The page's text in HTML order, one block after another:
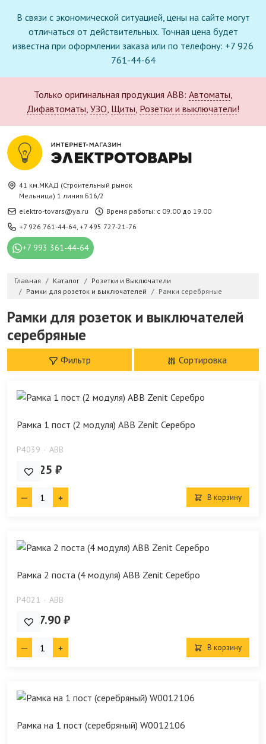
В связи с экономической ситуацией, цены на сайте могут
отличаться от действительных. Точная цена будет
известна при оформлении заказа или по телефону: +7 926
761-44-64
Только оригинальная продукция ABB: Автоматы,
Дифавтоматы, УЗО, Щиты, Розетки и выключатели!
41 км.МКАД (Строительный рынок
Мельница) 1 линия Б16/2
elektro-tovars@ya.ru
Время работы: с 09.00 до 19.00
+7 926 761-44-64, +7 495 727-21-76
+7 993 361-44-64
Главная Каталог
Розетки и Выключатели
Рамки для розеток и выключателей
Рамки серебряные
Рамки для розеток и выключателей
серебряные
Фильтр Сортировка
Рамка 1 пост (2 модуля) ABB Zenit Серебро
P4039 ABB
431.25 ₽
В корзину
Рамка 2 поста (4 модуля) ABB Zenit Серебро
P4021 ABB
1 087.90 ₽
В корзину
Рамка на 1 пост (серебряный) W0012106